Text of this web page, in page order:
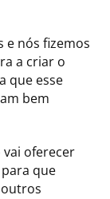
e nós fizemos
a criar o
que esse
bem
vai oferecer
que